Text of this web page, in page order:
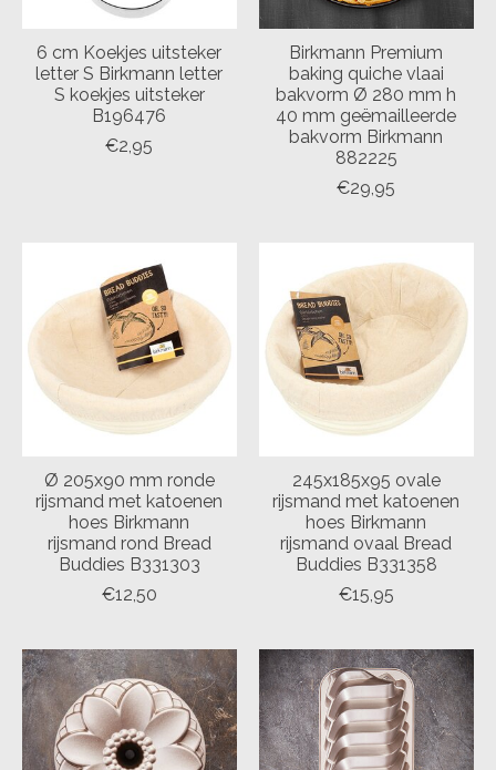
6 cm Koekjes uitsteker
letter S Birkmann letter
S koekjes uitsteker
B196476
€2,95
Birkmann Premium
baking quiche vlaai
bakvorm Ø 280 mm h
40 mm geëmailleerde
bakvorm Birkmann
882225
€29,95
Ø 205x90 mm ronde
rijsmand met katoenen
hoes Birkmann
rijsmand rond Bread
Buddies B331303
€12,50
245x185x95 ovale
rijsmand met katoenen
hoes Birkmann
rijsmand ovaal Bread
Buddies B331358
€15,95